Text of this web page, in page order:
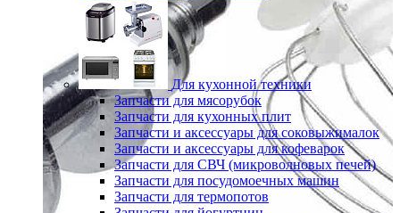
Для кухонной техники
Запчасти для мясорубок
Запчасти для кухонных плит
Запчасти и аксессуары для соковыжималок
Запчасти и аксессуары для кофеварок
Запчасти для СВЧ (микроволновых печей)
Запчасти для посудомоечных машин
Запчасти для термопотов